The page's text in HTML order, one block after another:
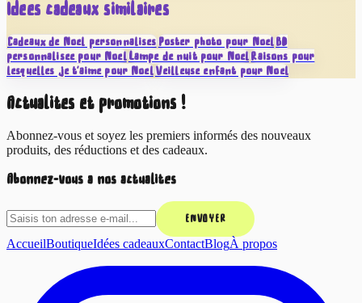
Idées cadeaux similaires
Cadeaux de Noël personnalisésPoster photo pour NoëlBD
personnalisée pour NoëlLampe de nuit pour NoëlRaisons pour
lesquelles je t'aime pour NoëlVeilleuse enfant pour Noël
Actualités et promotions !
Abonnez-vous et soyez les premiers informés des nouveaux
produits, des réductions et des cadeaux.
Abonnez-vous à nos actualités
ENVOYER
AccueilBoutiqueIdées cadeauxContactBlogÀ propos